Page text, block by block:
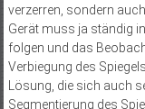
verzerren, sondern
Gerät muss ja ständig
folgen und das
Verbiegung des
Lösung, die sich auch
Segmentierung des